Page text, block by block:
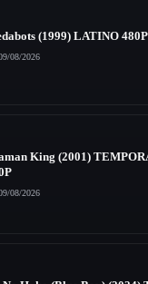
(1999) LATINO 480P
08/2026
King (2001)
08/2026